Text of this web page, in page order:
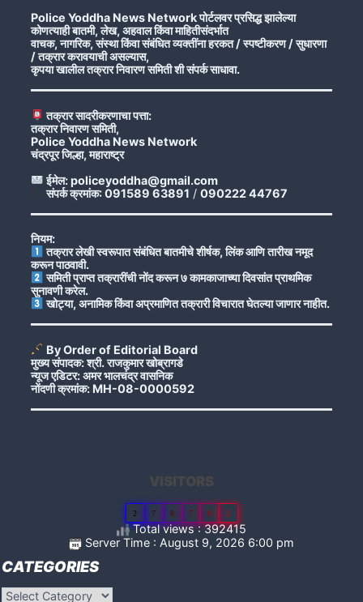
Police Yoddha News Network पोर्टलवर प्रसिद्ध झालेल्या
कोणत्याही बातमी, लेख, अहवाल किंवा माहितीसंदर्भात
वाचक, नागरिक, संस्था किंवा संबंधित व्यक्तींना हरकत / स्पष्टीकरण / सुधारणा
/ तक्रार करावयाची असल्यास,
कृपया खालील तक्रार निवारण समिती शी संपर्क साधावा.
तक्रार सादरीकरणाचा पत्ता:
तक्रार निवारण समिती,
Police Yoddha News Network
चंद्रपूर जिल्हा, महाराष्ट्र
ईमेल: policeyoddha@gmail.com
संपर्क क्रमांक: 091589 63891 / 090222 44767
नियम:
तक्रार लेखी स्वरूपात संबंधित बातमीचे शीर्षक, लिंक आणि तारीख नमूद
करून पाठवावी.
समिती प्राप्त तक्रारींची नोंद करून ७ कामकाजाच्या दिवसांत प्राथमिक
सुनावणी करेल.
खोट्या, अनामिक किंवा अप्रमाणित तक्रारी विचारात घेतल्या जाणार नाहीत.
By Order of Editorial Board
मुख्य संपादक: श्री. राजकुमार खोब्रागडे
न्यूज एडिटर: अमर भालचंद्र वासनिक
नोंदणी क्रमांक: MH-08-0000592
VISITORS
2 7 8 7 8 2
Total views : 392415
Server Time : August 9, 2026 6:00 pm
CATEGORIES
Categories